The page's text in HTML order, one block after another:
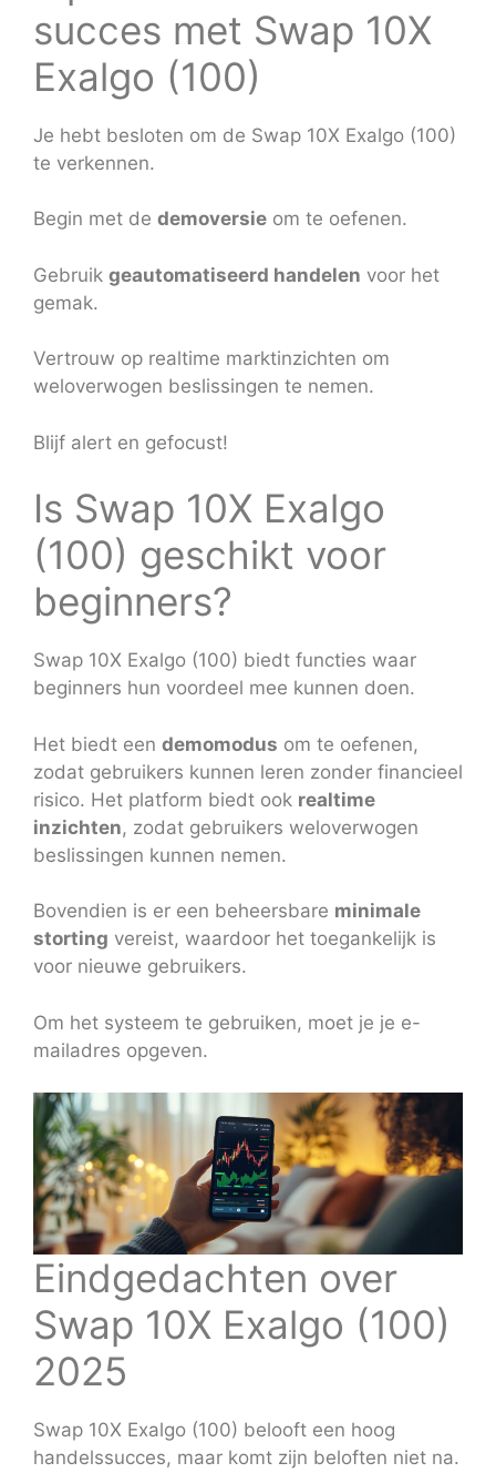
succes met Swap 10X
Exalgo (100)
Je hebt besloten om de Swap 10X Exalgo (100)
te verkennen.
Begin met de demoversie om te oefenen.
Gebruik geautomatiseerd handelen voor het
gemak.
Vertrouw op realtime marktinzichten om
weloverwogen beslissingen te nemen.
Blijf alert en gefocust!
Is Swap 10X Exalgo
(100) geschikt voor
beginners?
Swap 10X Exalgo (100) biedt functies waar
beginners hun voordeel mee kunnen doen.
Het biedt een demomodus om te oefenen,
zodat gebruikers kunnen leren zonder financieel
risico. Het platform biedt ook realtime
inzichten, zodat gebruikers weloverwogen
beslissingen kunnen nemen.
Bovendien is er een beheersbare minimale
storting vereist, waardoor het toegankelijk is
voor nieuwe gebruikers.
Om het systeem te gebruiken, moet je je e-
mailadres opgeven.
Eindgedachten over
Swap 10X Exalgo (100)
2025
Swap 10X Exalgo (100) belooft een hoog
handelssucces, maar komt zijn beloften niet na.